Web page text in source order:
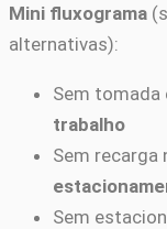
Mini fluxograma
alternativas):
Sem
trabalho
Sem
Sem